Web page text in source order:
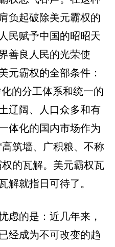
负起破除美元霸权的
民赋予中国的昭昭天
善良人民的光荣使
元霸权的全部条件：
的分工体系和统一的
辽阔、人口众多和有
体化的国内市场作为
筑墙、广积粮、不称
的瓦解。美元霸权瓦
解就指日可待了。
虑的是：近几年来，
经成为不可改变的趋